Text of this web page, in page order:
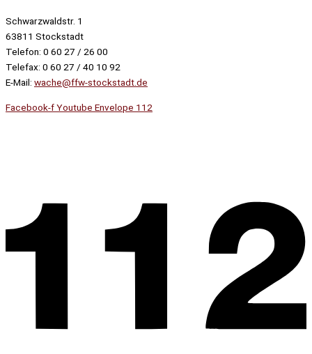
Schwarzwaldstr. 1
63811 Stockstadt
Telefon: 0 60 27 / 26 00
Telefax: 0 60 27 / 40 10 92
E-Mail: wache@ffw-stockstadt.de
Facebook-fYoutube Envelope 112